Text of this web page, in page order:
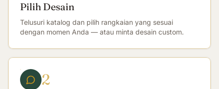
Pilih Desain
Telusuri katalog dan pilih rangkaian yang sesuai
dengan momen Anda — atau minta desain custom.
2